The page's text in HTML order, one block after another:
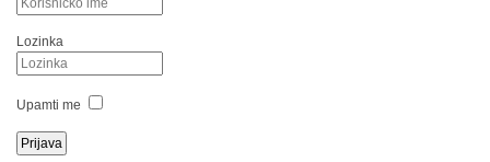
Lozinka
Upamti me